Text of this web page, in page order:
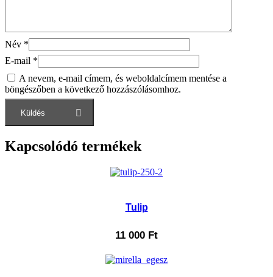
Név *
E-mail *
A nevem, e-mail címem, és weboldalcímem mentése a
böngészőben a következő hozzászólásomhoz.
Kapcsolódó termékek
Tulip
11 000 Ft